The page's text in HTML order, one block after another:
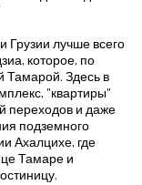
Грузии лучше всего
которое, по
Тамарой. Здесь в
"квартиры"
переходов и даже
подземного
Ахалцихе, где
Тамаре и